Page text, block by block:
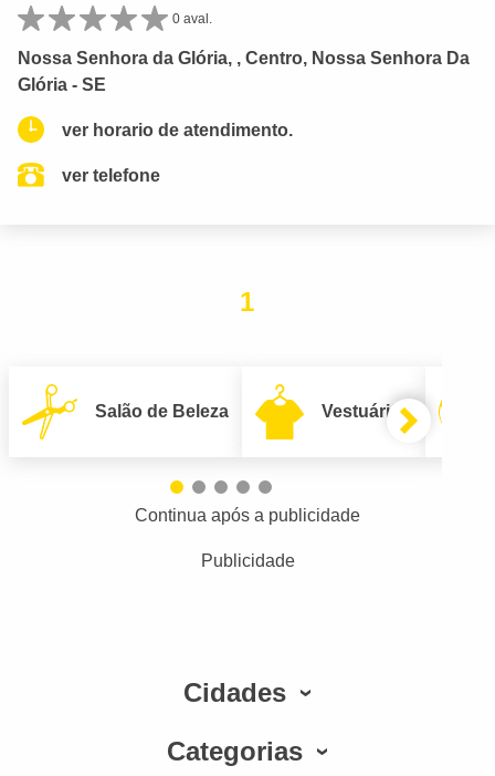
0 aval.
Nossa Senhora da Glória, , Centro, Nossa Senhora Da
Glória - SE
ver horario de atendimento.
ver telefone
1
Salão de Beleza Vestuário
Continua após a publicidade
Publicidade
Cidades
Categorias